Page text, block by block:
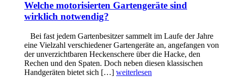
Welche motorisierten Gartengeräte sind
wirklich notwendig?
Bei fast jedem Gartenbesitzer sammelt im Laufe der Jahre
eine Vielzahl verschiedener Gartengeräte an, angefangen von
der unverzichtbaren Heckenschere über die Hacke, den
Rechen und den Spaten. Doch neben diesen klassischen
Handgeräten bietet sich […] weiterlesen